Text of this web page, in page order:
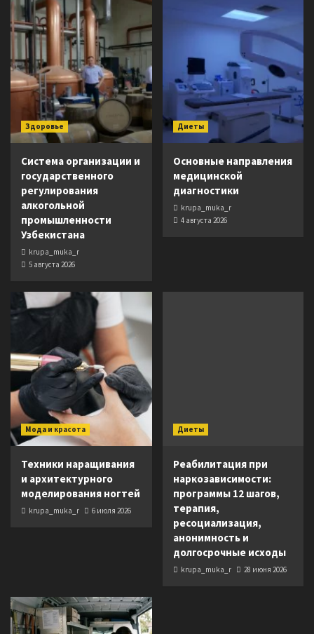
Здоровье
Система организации и
государственного
регулирования
алкогольной
промышленности
Узбекистана
krupa_muka_r
5 августа 2026
Диеты
Основные направления
медицинской
диагностики
krupa_muka_r
4 августа 2026
Мода и красота
Техники наращивания
и архитектурного
моделирования ногтей
krupa_muka_r 6 июля 2026
Диеты
Реабилитация при
наркозависимости:
программы 12 шагов,
терапия,
ресоциализация,
анонимность и
долгосрочные исходы
krupa_muka_r 28 июня 2026